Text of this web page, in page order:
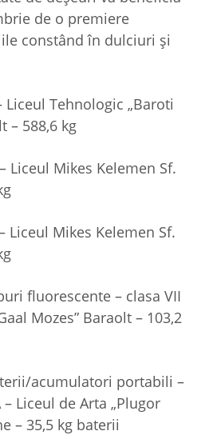
de o premiere
constând în dulciuri și
Liceul Tehnologic „Baroti
– 588,6 kg
Liceul Mikes Kelemen Sf.
Liceul Mikes Kelemen Sf.
fluorescente – clasa VII
Mozes” Baraolt – 103,2
acumulatori portabili –
Liceul de Arta „Plugor
– 35,5 kg baterii